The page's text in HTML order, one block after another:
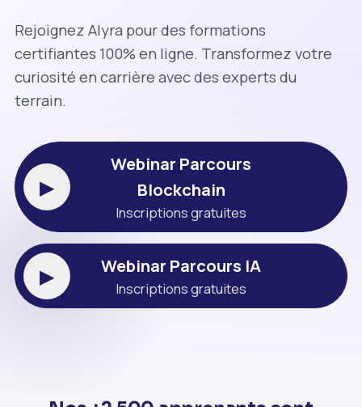
Rejoignez Alyra pour des formations
certifiantes 100% en ligne. Transformez votre
curiosité en carrière avec des experts du
terrain.
▶
Webinar Parcours
Blockchain
Inscriptions gratuites
▶ Webinar Parcours IA
Inscriptions gratuites